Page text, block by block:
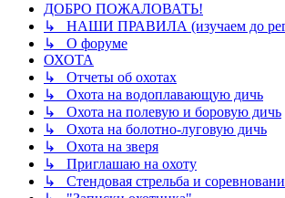
ДОБРО ПОЖАЛОВАТЬ!
↳ НАШИ ПРАВИЛА (изучаем до
↳ О форуме
ОХОТА
↳ Отчеты об охотах
↳ Охота на водоплавающую дичь
↳ Охота на полевую и боровую дичь
↳ Охота на болотно-луговую дичь
↳ Охота на зверя
↳ Приглашаю на охоту
↳ Стендовая стрельба и